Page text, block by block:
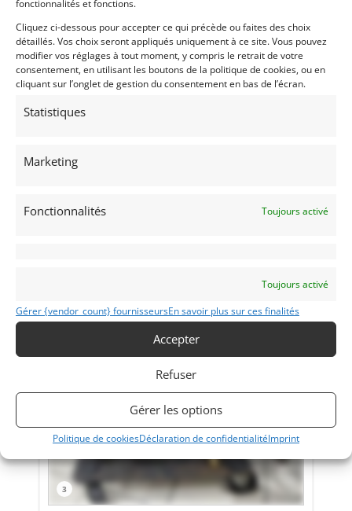
fonctionnalités et fonctions.
Cliquez ci-dessous pour accepter ce qui précède ou faites des choix
détaillés. Vos choix seront appliqués uniquement à ce site. Vous pouvez
modifier vos réglages à tout moment, y compris le retrait de votre
consentement, en utilisant les boutons de la politique de cookies, ou en
cliquant sur l’onglet de gestion du consentement en bas de l’écran.
Statistiques
Marketing
Fonctionnalités Toujours activé
Toujours activé
Gérer {vendor_count} fournisseursEn savoir plus sur ces finalités
Accepter
Refuser
Gérer les options
Politique de cookiesDéclaration de confidentialitéImprint
SADEV SL90 BOITE SEQUENTIELLE (2019)
Vends Boite Sadev Transaxle SL-90 séquentielle neuve.
3